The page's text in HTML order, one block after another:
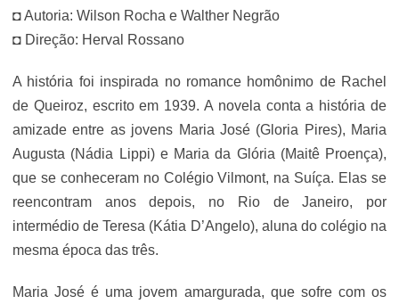
◘ Autoria: Wilson Rocha e Walther Negrão
◘ Direção: Herval Rossano
A história foi inspirada no romance homônimo de Rachel
de Queiroz, escrito em 1939. A novela conta a história de
amizade entre as jovens Maria José (Gloria Pires), Maria
Augusta (Nádia Lippi) e Maria da Glória (Maitê Proença),
que se conheceram no Colégio Vilmont, na Suíça. Elas se
reencontram anos depois, no Rio de Janeiro, por
intermédio de Teresa (Kátia D’Angelo), aluna do colégio na
mesma época das três.
Maria José é uma jovem amargurada, que sofre com os